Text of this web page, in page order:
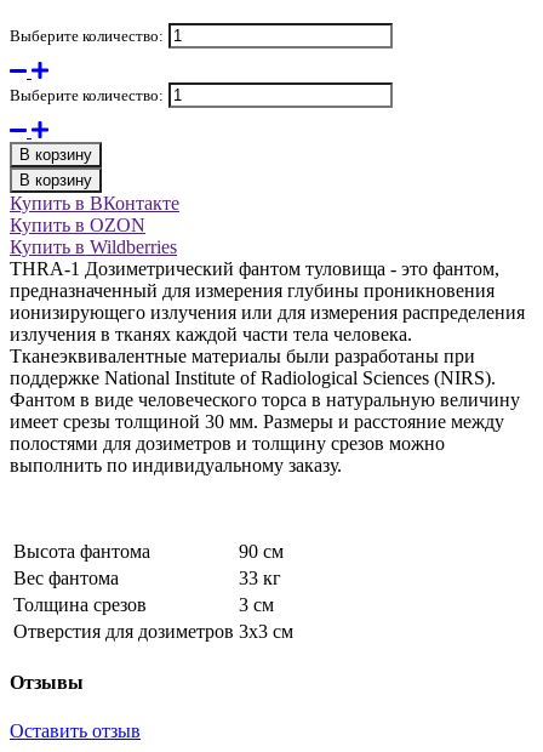
Выберите количество:
Выберите количество:
В корзину
В корзину
Купить в ВКонтакте
Купить в OZON
Купить в Wildberries
THRA-1 Дозиметрический фантом туловища - это фантом,
предназначенный для измерения глубины проникновения
ионизирующего излучения или для измерения распределения
излучения в тканях каждой части тела человека.
Тканеэквивалентные материалы были разработаны при
поддержке National Institute of Radiological Sciences (NIRS).
Фантом в виде человеческого торса в натуральную величину
имеет срезы толщиной 30 мм. Размеры и расстояние между
полостями для дозиметров и толщину срезов можно
выполнить по индивидуальному заказу.
Высота фантома
90 см
Вес фантома
33 кг
Толщина срезов
3 см
Отверстия для дозиметров 3х3 см
Отзывы
Оставить отзыв